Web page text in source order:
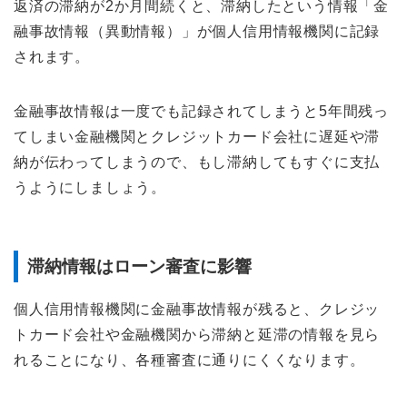
返済の滞納が2か月間続くと、滞納したという情報「金
融事故情報（異動情報）」が個人信用情報機関に記録
されます。
金融事故情報は一度でも記録されてしまうと5年間残っ
てしまい金融機関とクレジットカード会社に遅延や滞
納が伝わってしまうので、もし滞納してもすぐに支払
うようにしましょう。
滞納情報はローン審査に影響
個人信用情報機関に金融事故情報が残ると、クレジッ
トカード会社や金融機関から滞納と延滞の情報を見ら
れることになり、各種審査に通りにくくなります。